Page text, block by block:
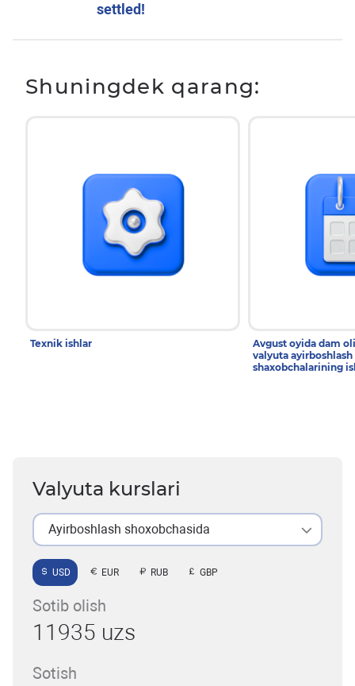
settled!
Shuningdek qarang:
Texnik ishlar
Avgust oyida dam
valyuta ayirboshlash
shaxobchalarining
Valyuta kurslari
Ayirboshlash shoxobchasida
USD EUR RUB GBP
Sotib olish
11935 uzs
Sotish